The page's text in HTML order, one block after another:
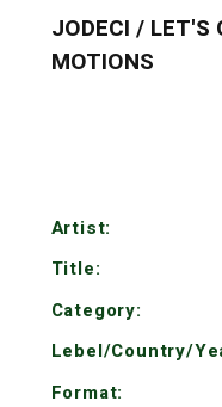
JODECI / LET'S
MOTIONS
Artist:
Title:
Category:
Lebel/Country/
Format: